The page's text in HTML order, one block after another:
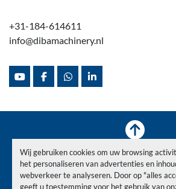
Wij gebruiken cookies om uw browsing
het personaliseren van advertenties en
webverkeer te analyseren. Door op "alles
geeft u toestemming voor het gebruik van
+31-184-614611
info@dibamachinery.nl
youtubefacebookwhatsapplinkedin
Voorraad Verkocht Nieuws
Privacy Policy